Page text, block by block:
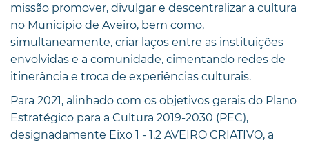
missão promover, divulgar e descentralizar a cultura
no Município de Aveiro, bem como,
simultaneamente, criar laços entre as instituições
envolvidas e a comunidade, cimentando redes de
itinerância e troca de experiências culturais.
Para 2021, alinhado com os objetivos gerais do Plano
Estratégico para a Cultura 2019-2030 (PEC),
designadamente Eixo 1 - 1.2 AVEIRO CRIATIVO, a